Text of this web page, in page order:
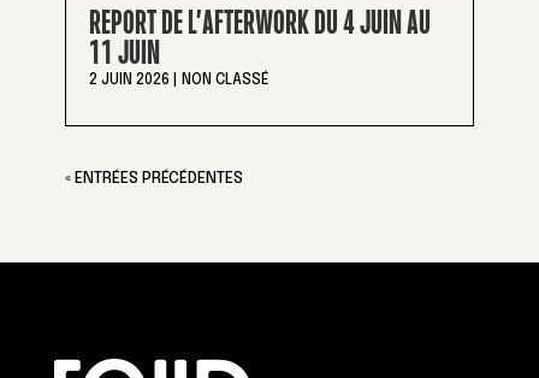
REPORT DE L’AFTERWORK DU 4 JUIN AU
11 JUIN
2 JUIN 2026 NON CLASSÉ
« ENTRÉES PRÉCÉDENTES